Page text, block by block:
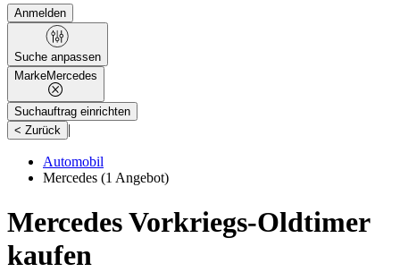
Anmelden
Suche anpassen
MarkeMercedes
Suchauftrag einrichten
< Zurück |
Automobil
Mercedes (1 Angebot)
Mercedes Vorkriegs-Oldtimer
kaufen